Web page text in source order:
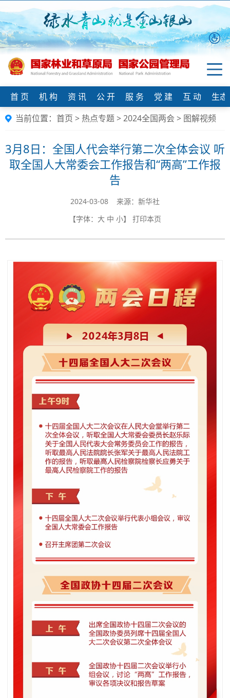
首 页 机 构 资 讯 公 开 服 务 党 建 互 动
生
当前位置： 首页 > 热点专题>2024全国两会 > 图解视频
3月8日：全国人代会举行第二次全体会议 听
取全国人大常委会工作报告和“两高”工作报
告
2024-03-08 来源：新华社
【字体： 大 中 小】 打印本页